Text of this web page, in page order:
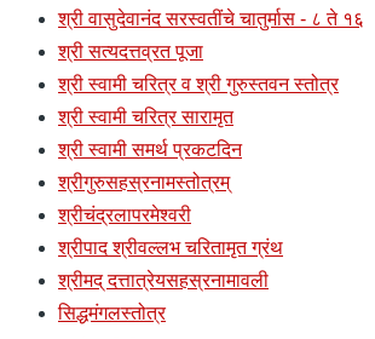
श्री वासुदेवानंद सरस्वतींचे चातुर्मास - ८ ते १६
श्री सत्यदत्तव्रत पूजा
श्री स्वामी चरित्र व श्री गुरुस्तवन स्तोत्र
श्री स्वामी चरित्र सारामृत
श्री स्वामी समर्थ प्रकटदिन
श्रीगुरुसहस्रनामस्तोत्रम्
श्रीचंद्रलापरमेश्वरी
श्रीपाद श्रीवल्लभ चरितामृत ग्रंथ
श्रीमद् दत्तात्रेयसहस्रनामावली
सिद्धमंगलस्तोत्र